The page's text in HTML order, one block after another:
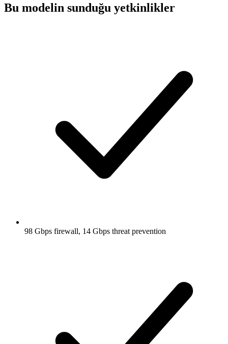
Bu modelin sunduğu yetkinlikler
98 Gbps firewall, 14 Gbps threat prevention